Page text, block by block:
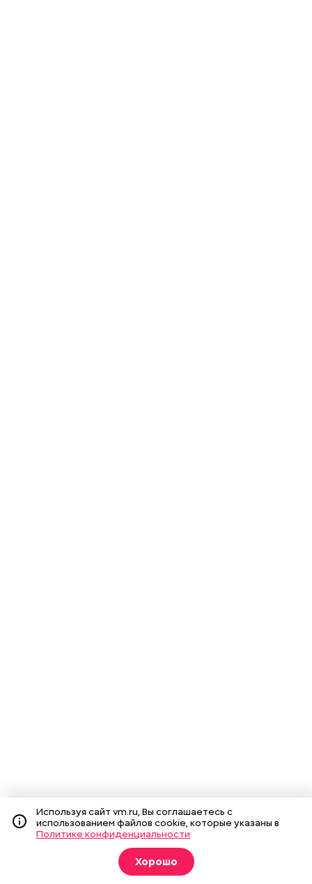
Используя сайт vm.ru, Вы соглашаетесь с
использованием файлов cookie, которые указаны в
Политике конфиденциальности
Хорошо